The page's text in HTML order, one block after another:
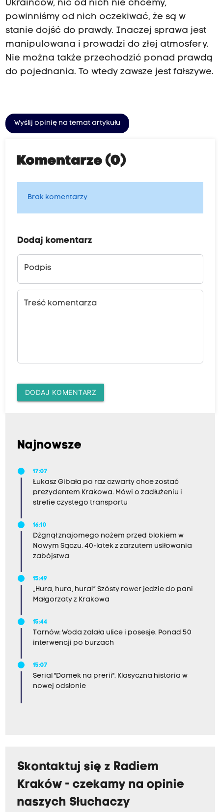
Ukraińców, nic od nich nie chcemy,
powinniśmy od nich oczekiwać, że są w
stanie dojść do prawdy. Inaczej sprawa jest
manipulowana i prowadzi do złej atmosfery.
Nie można także przechodzić ponad prawdą
do pojednania. To wtedy zawsze jest fałszywe.
Wyślij opinię na temat artykułu
Komentarze (0)
Brak komentarzy
Dodaj komentarz
Podpis
Treść komentarza
DODAJ KOMENTARZ
Najnowsze
17:07
Łukasz Gibała po raz czwarty chce zostać
prezydentem Krakowa. Mówi o zadłużeniu i
strefie czystego transportu
16:10
Dźgnął znajomego nożem przed blokiem w
Nowym Sączu. 40-latek z zarzutem usiłowania
zabójstwa
15:49
„Hura, hura, hura!” Szósty rower jedzie do pani
Małgorzaty z Krakowa
15:44
Tarnów: Woda zalała ulice i posesje. Ponad 50
interwencji po burzach
15:07
Serial "Domek na prerii". Klasyczna historia w
nowej odsłonie
Skontaktuj się z Radiem
Kraków - czekamy na opinie
naszych Słuchaczy